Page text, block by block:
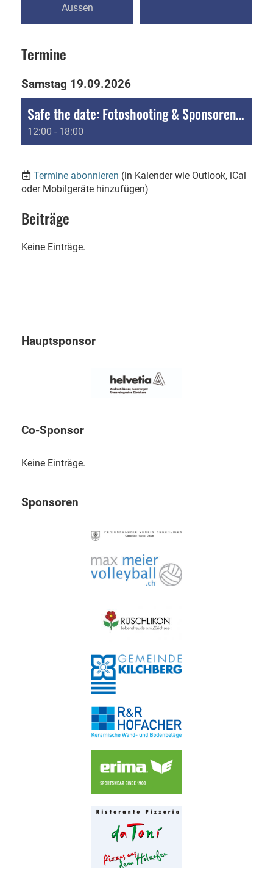
Aussen
Termine
Samstag 19.09.2026
Safe the date: Fotoshooting & Sponsorenlauf
12:00 - 18:00
Termine abonnieren (in Kalender wie Outlook, iCal
oder Mobilgeräte hinzufügen)
Beiträge
Keine Einträge.
Hauptsponsor
Co-Sponsor
Keine Einträge.
Sponsoren